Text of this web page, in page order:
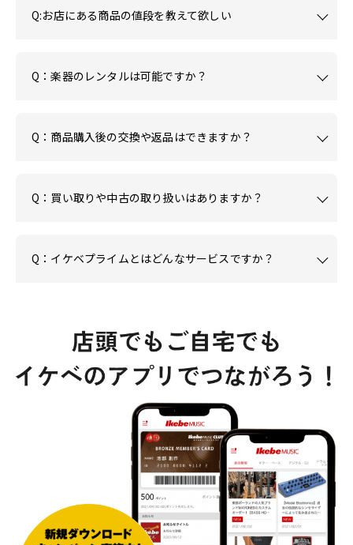
Q:お店にある商品の値段を教えて欲しい
Q：楽器のレンタルは可能ですか？
Q：商品購入後の交換や返品はできますか？
Q：買い取りや中古の取り扱いはありますか？
Q：イケベプライムとはどんなサービスですか？